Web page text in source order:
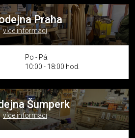
Praha
více informací
Po - Pá:
10:00 - 18:00 hod.
Šumperk
více informací